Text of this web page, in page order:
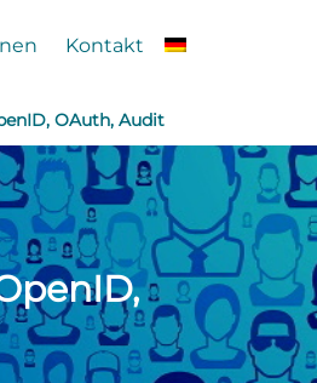
Kontakt
OAuth, Audit